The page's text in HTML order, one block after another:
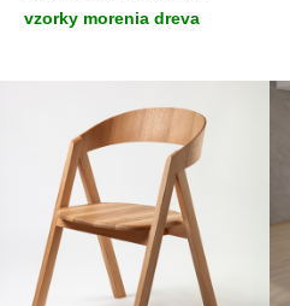
vzorky morenia dreva